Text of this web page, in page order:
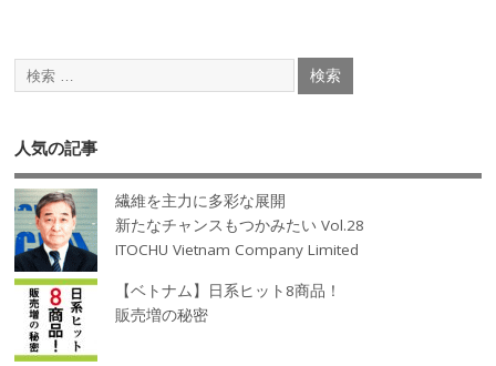
人気の記事
繊維を主力に多彩な展開
新たなチャンスもつかみたい Vol.28
ITOCHU Vietnam Company Limited
【ベトナム】日系ヒット8商品！
販売増の秘密